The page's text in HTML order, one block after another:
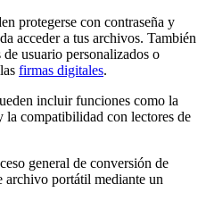
protegerse con contraseña y
acceder a tus archivos. También
de usuario personalizados o
firmas digitales.
incluir funciones como la
la compatibilidad con lectores de
general de conversión de
portátil mediante un